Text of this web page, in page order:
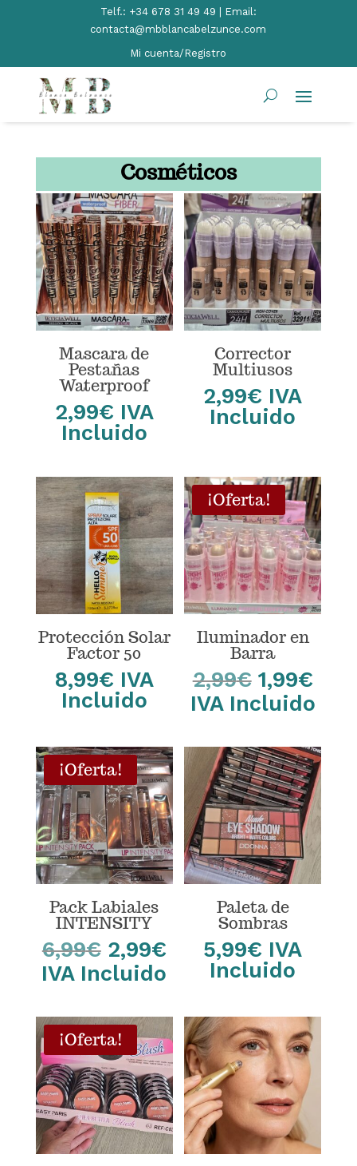
Telf.: +34 678 31 49 49 | Email:
contacta@mbblancabelzunce.com
Mi cuenta/Registro
Cosméticos
Mascara de
Pestañas
Waterproof
2,99€ IVA
Incluido
Corrector
Multiusos
2,99€ IVA
Incluido
Protección Solar
Factor 50
8,99€ IVA
Incluido
¡Oferta!
Iluminador en
Barra
2,99€ El
precio
era:
2,99€.
1,99€El
es:
IVA Incluido
¡Oferta!
Pack Labiales
INTENSITY
6,99€ El
precio
era:
6,99€.
2,99€El
precio
es:
2,99€.
IVA Incluido
Paleta de
Sombras
5,99€ IVA
Incluido
¡Oferta!